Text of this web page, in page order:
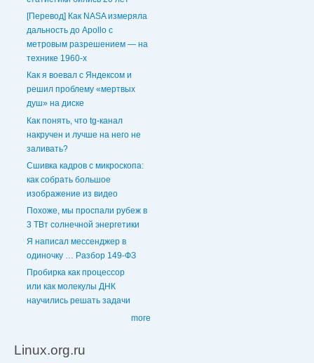
[Перевод] Как NASA измеряла
дальность до Apollo с
метровым разрешением — на
технике 1960-х
Как я воевал с Яндексом и
решил проблему «мертвых
душ» на диске
Как понять, что tg-канал
накручен и лучше на него не
заливать?
Сшивка кадров с микроскопа:
как собрать большое
изображение из видео
Похоже, мы проспали рубеж в
3 ТВт солнечной энергетики
Я написал мессенджер в
одиночку … Разбор 149-ФЗ
Пробирка как процессор
или как молекулы ДНК
научились решать задачи
more
Linux.org.ru